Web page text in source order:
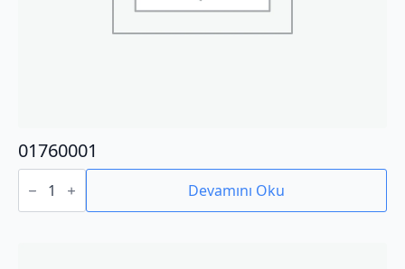
01760001
01760001
adet Devamını Oku